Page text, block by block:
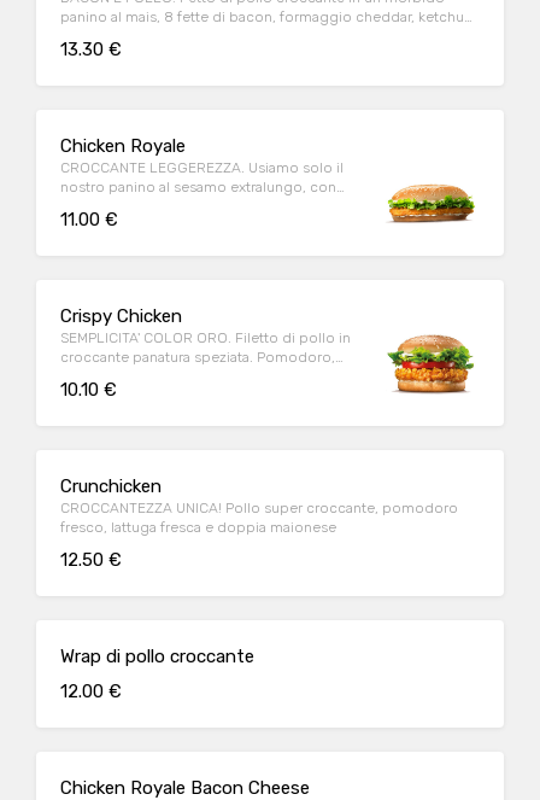
panino al mais, 8 fette di bacon, formaggio cheddar, ketchup,
13.30 €
Chicken Royale
CROCCANTE LEGGEREZZA. Usiamo solo il
nostro panino al sesamo extralungo, con
11.00 €
Crispy Chicken
SEMPLICITA' COLOR ORO. Filetto di pollo in
croccante panatura speziata. Pomodoro,
10.10 €
Crunchicken
CROCCANTEZZA UNICA! Pollo super croccante, pomodoro
fresco, lattuga fresca e doppia maionese
12.50 €
Wrap di pollo croccante
12.00 €
Chicken Royale Bacon Cheese